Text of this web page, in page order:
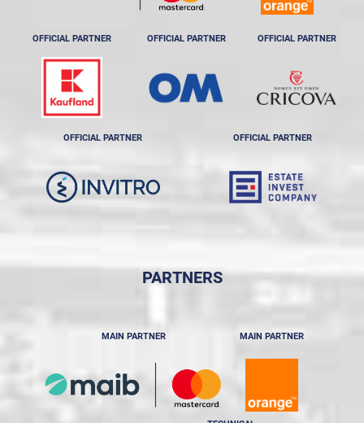
OFFICIAL PARTNER OFFICIAL PARTNER OFFICIAL PARTNER
OFFICIAL PARTNER OFFICIAL PARTNER
PARTNERS
MAIN PARTNER MAIN PARTNER